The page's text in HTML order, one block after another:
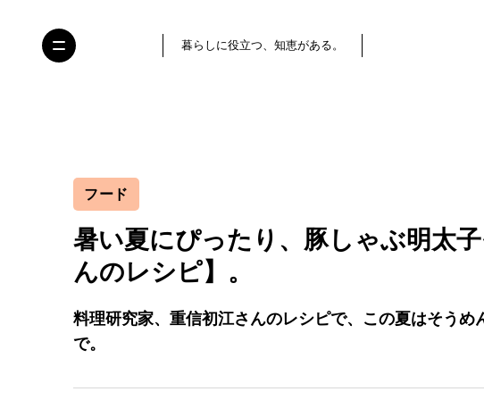
暮らしに役立つ、知恵がある。
フード
暑い夏にぴったり、豚しゃぶ明太
んのレシピ】。
料理研究家、重信初江さんのレシピで、この夏はそうめ
で。